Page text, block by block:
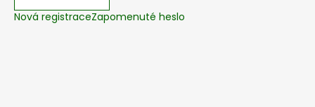
Nová registraceZapomenuté heslo